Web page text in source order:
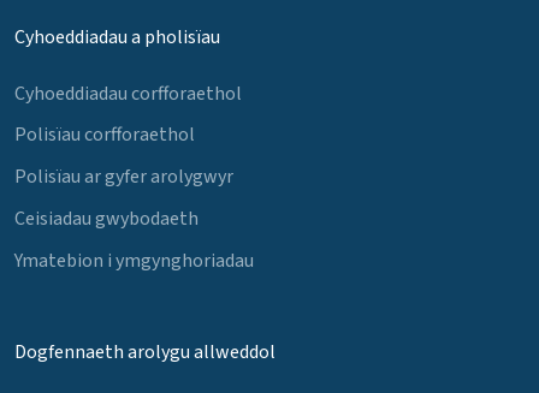
Cyhoeddiadau a pholisïau
Cyhoeddiadau corfforaethol
Polisïau corfforaethol
Polisïau ar gyfer arolygwyr
Ceisiadau gwybodaeth
Ymatebion i ymgynghoriadau
Dogfennaeth arolygu allweddol